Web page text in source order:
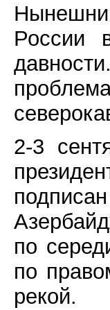
России
2-3
по
по
рекой.